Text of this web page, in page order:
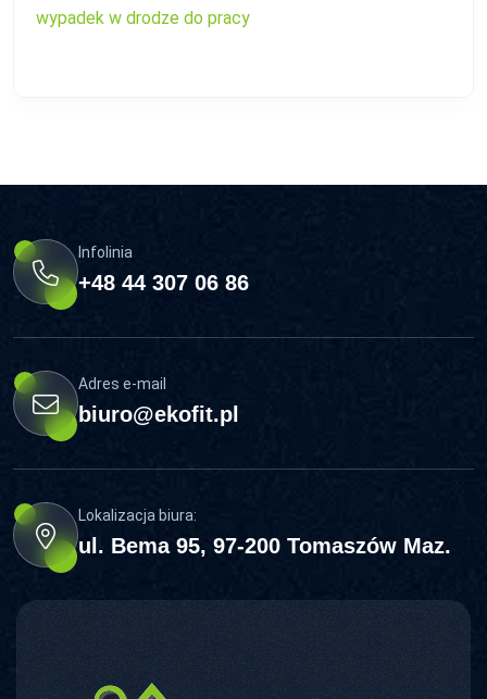
wypadek w drodze do pracy
Infolinia
+48 44 307 06 86
Adres e-mail
biuro@ekofit.pl
Lokalizacja biura:
ul. Bema 95, 97-200 Tomaszów Maz.